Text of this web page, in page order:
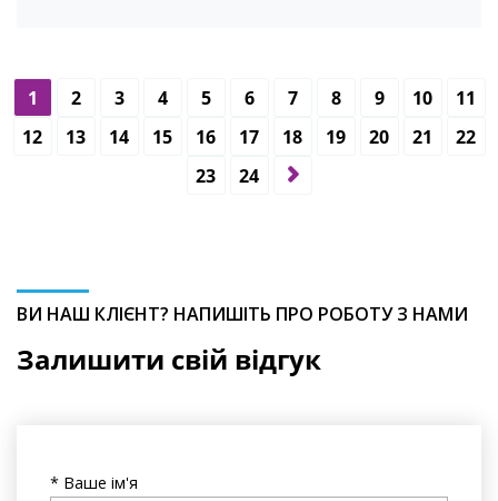
1 2 3 4 5 6 7 8 9 10
11
12
13 14 15 16 17 18 19 20 21
22
23
24
ВИ НАШ КЛІЄНТ? НАПИШІТЬ ПРО РОБОТУ З НАМИ
Залишити свій відгук
* Ваше ім'я